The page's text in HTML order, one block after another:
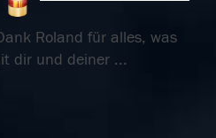
Roland für alles, was
dir und deiner ...